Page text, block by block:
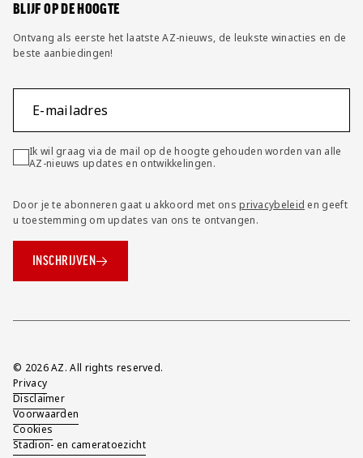
BLIJF OP DE HOOGTE
Ontvang als eerste het laatste AZ-nieuws, de leukste winacties en de
beste aanbiedingen!
E-mailadres
Ik wil graag via de mail op de hoogte gehouden worden van alle
AZ-nieuws updates en ontwikkelingen.
Door je te abonneren gaat u akkoord met onsprivacybeleid en geeft
u toestemming om updates van ons te ontvangen.
INSCHRIJVEN
Overig
© 2026 AZ. All rights reserved.
Privacy
Disclaimer
Voorwaarden
Cookies
Stadion- en cameratoezicht